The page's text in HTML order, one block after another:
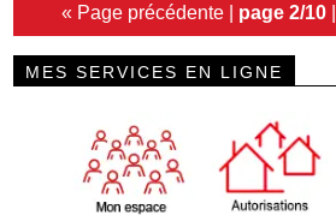
« Page précédente| page 2/10|
MES SERVICES EN LIGNE